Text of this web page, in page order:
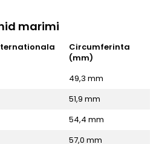
marimi
Circumferinta
(mm)
49,3 mm
51,9 mm
54,4 mm
57,0 mm